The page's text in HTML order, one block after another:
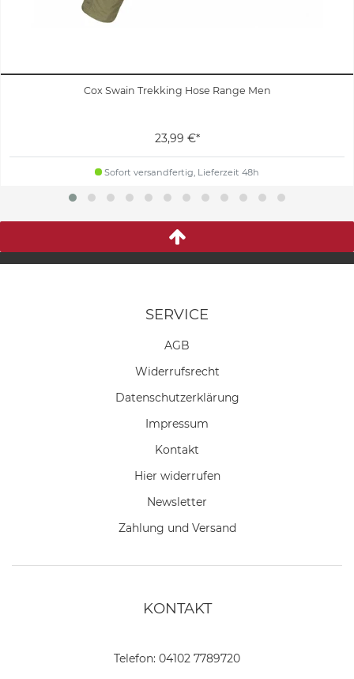
Cox Swain Trekking Hose Range Men
23,99 €*
Sofort versandfertig, Lieferzeit 48h
SERVICE
AGB
Widerrufs­recht
Daten­schutz­erklärung
Impressum
Kontakt
Hier widerrufen
Newsletter
Zahlung und Versand
KONTAKT
Telefon: 04102 7789720